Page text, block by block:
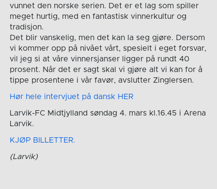
vunnet den norske serien. Det er et lag som spiller
meget hurtig, med en fantastisk vinnerkultur og
tradisjon.
Det blir vanskelig, men det kan la seg gjøre. Dersom
vi kommer opp på nivået vårt, spesielt i eget forsvar,
vil jeg si at våre vinnersjanser ligger på rundt 40
prosent. Når det er sagt skal vi gjøre alt vi kan for å
tippe prosentene i vår favør, avslutter Zinglersen.
Hør hele intervjuet på dansk HER
Larvik-FC Midtjylland søndag 4. mars kl.16.45 i Arena
Larvik.
KJØP BILLETTER.
(Larvik)